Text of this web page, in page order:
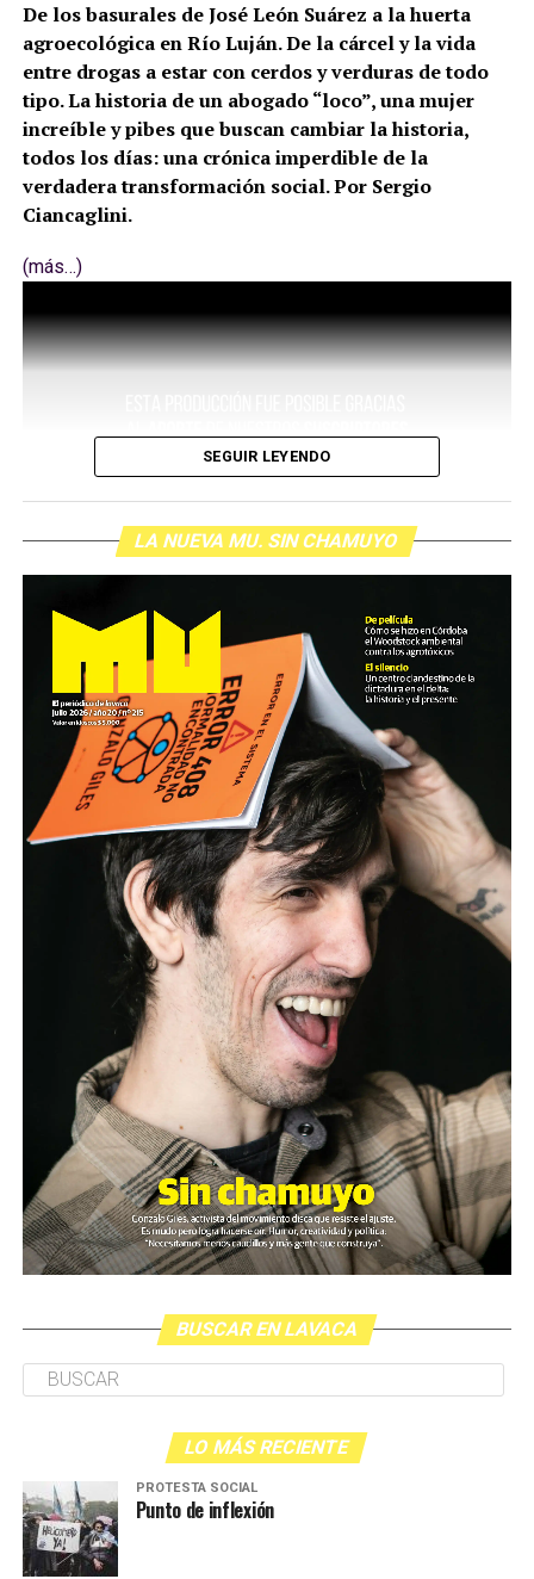
De los basurales de José León Suárez a la huerta
agroecológica en Río Luján. De la cárcel y la vida
entre drogas a estar con cerdos y verduras de todo
tipo. La historia de un abogado “loco”, una mujer
increíble y pibes que buscan cambiar la historia,
todos los días: una crónica imperdible de la
verdadera transformación social. Por Sergio
Ciancaglini.
(más…)
SEGUIR LEYENDO
LA NUEVA MU. SIN CHAMUYO
BUSCAR EN LAVACA
LO MÁS RECIENTE
PROTESTA SOCIAL
Punto de inflexión